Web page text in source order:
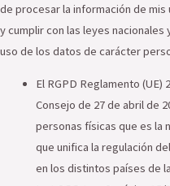
de procesar la información de
y cumplir con las leyes
uso de los datos de carácter
El RGPD Reglamento
Consejo de 27 de abril de
personas físicas que es la
que unifica la regulación
en los distintos países de